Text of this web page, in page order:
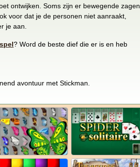
ontwijken. Soms zijn er bewegende zagen
voor dat je de personen niet aanraakt,
je aan.
? Word de beste dief die er is en heb
avontuur met Stickman.